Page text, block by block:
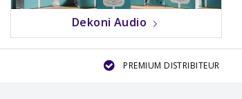
Dekoni Audio
PREMIUM DISTRIBITEUR